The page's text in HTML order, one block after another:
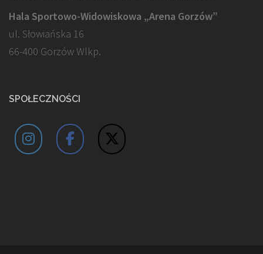
Hala Sportowo-Widowiskowa „Arena Gorzów”
ul. Słowiańska 16
66-400 Gorzów Wlkp.
SPOŁECZNOŚCI